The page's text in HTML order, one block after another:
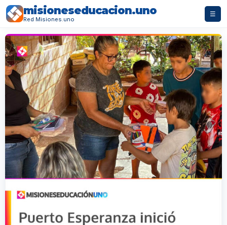
misioneseducacion.uno
Red Misiones.uno
☰